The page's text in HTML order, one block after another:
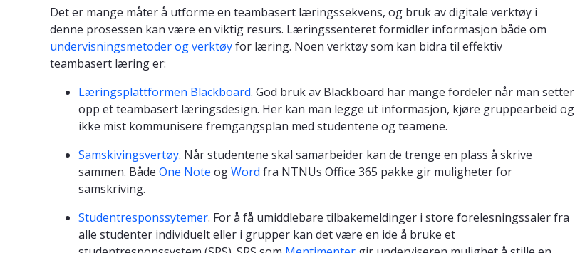
Det er mange måter å utforme en teambasert læringssekvens, og bruk av digitale verktøy i
denne prosessen kan være en viktig resurs. Læringssenteret formidler informasjon både om
undervisningsmetoder og verktøyfor læring. Noen verktøy som kan bidra til effektiv
teambasert læring er:
Læringsplattformen Blackboard. God bruk av Blackboard har mange fordeler når man setter
opp et teambasert læringsdesign. Her kan man legge ut informasjon, kjøre gruppearbeid og
ikke mist kommunisere fremgangsplan med studentene og teamene.
Samskivingsvertøy. Når studentene skal samarbeider kan de trenge en plass å skrive
sammen. Både One Note ogWord fra NTNUs Office 365 pakke gir muligheter for
samskriving.
Studentresponssytemer. For å få umiddlebare tilbakemeldinger i store forelesningssaler fra
alle studenter individuelt eller i grupper kan det være en ide å bruke et